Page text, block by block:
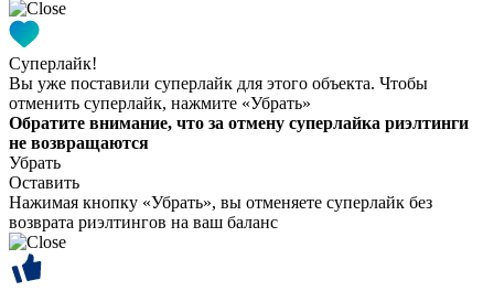
Суперлайк!
Вы уже поставили суперлайк для этого объекта. Чтобы
отменить суперлайк, нажмите «Убрать»
Обратите внимание, что за отмену суперлайка риэлтинги
не возвращаются
Убрать
Оставить
Нажимая кнопку «Убрать», вы отменяете суперлайк без
возврата риэлтингов на ваш баланс